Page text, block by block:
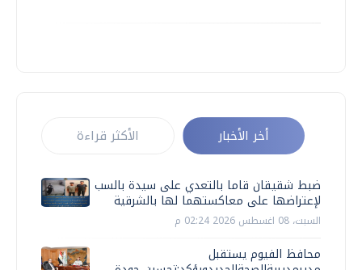
أخر الأخبار الأكثر قراءة
ضبط شقيقان قاما بالتعدي على سيدة بالسب
لإعتراضها على معاكستهما لها بالشرقية
السبت، 08 اغسطس 2026 02:24 م
محافظ الفيوم يستقبل